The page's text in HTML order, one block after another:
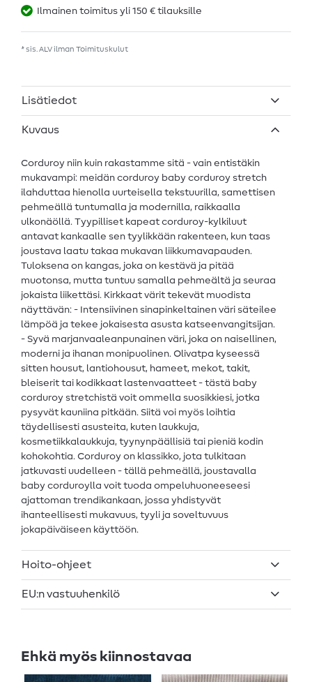
Ilmainen toimitus yli 150 € tilauksille
* sis. ALV ilman Toimituskulut
Lisätiedot
Kuvaus
Corduroy niin kuin rakastamme sitä - vain entistäkin
mukavampi: meidän corduroy baby corduroy stretch
ilahduttaa hienolla uurteisella tekstuurilla, samettisen
pehmeällä tuntumalla ja modernilla, raikkaalla
ulkonäöllä. Tyypilliset kapeat corduroy-kylkiluut
antavat kankaalle sen tyylikkään rakenteen, kun taas
joustava laatu takaa mukavan liikkumavapauden.
Tuloksena on kangas, joka on kestävä ja pitää
muotonsa, mutta tuntuu samalla pehmeältä ja seuraa
jokaista liikettäsi. Kirkkaat värit tekevät muodista
näyttävän: - Intensiivinen sinapinkeltainen väri säteilee
lämpöä ja tekee jokaisesta asusta katseenvangitsijan.
- Syvä marjanvaaleanpunainen väri, joka on naisellinen,
moderni ja ihanan monipuolinen. Olivatpa kyseessä
sitten housut, lantiohousut, hameet, mekot, takit,
bleiserit tai kodikkaat lastenvaatteet - tästä baby
corduroy stretchistä voit ommella suosikkiesi, jotka
pysyvät kauniina pitkään. Siitä voi myös loihtia
täydellisesti asusteita, kuten laukkuja,
kosmetiikkalaukkuja, tyynynpäällisiä tai pieniä kodin
kohokohtia. Corduroy on klassikko, jota tulkitaan
jatkuvasti uudelleen - tällä pehmeällä, joustavalla
baby corduroylla voit tuoda ompeluhuoneeseesi
ajattoman trendikankaan, jossa yhdistyvät
ihanteellisesti mukavuus, tyyli ja soveltuvuus
jokapäiväiseen käyttöön.
Hoito-ohjeet
EU:n vastuuhenkilö
Ehkä myös kiinnostavaa